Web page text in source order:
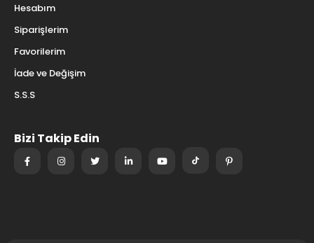
Hesabım
Siparişlerim
Favorilerim
İade ve Değişim
S.S.S
Bizi Takip Edin